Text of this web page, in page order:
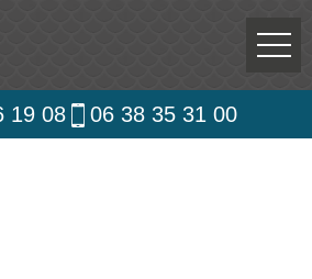
19 08 06 38 35 31 00